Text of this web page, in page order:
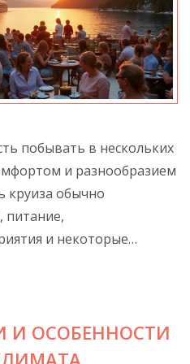
побывать в нескольких
и разнообразием
круиза обычно
питание,
и некоторые
услуг может требовать
спа,
в круиз, поможет
расходов и сделать
И ОСОБЕННОСТИ